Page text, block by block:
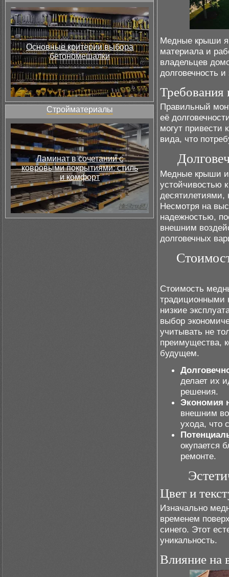
Основные критерии выбора
бетономешалки
Стройматериалы
Ламинат в сочетании с
ковровыми покрытиями: стиль
и комфорт
Медные крыши
материала и
владельцев
долговечность
Требования
Правильный
её
могут привести
вида, что
Медные крыши
устойчивостью
десятилетиями,
Несмотря на
надежностью,
внешним
долговечных
Стоимость
традиционными
низкие
выбор
учитывать не
преимущества,
будущем.
делает их
решения.
Экономия
внешним
ухода, что
окупается
ремонте.
Цвет и
Изначально
временем
синего. Этот
уникальность.
Влияние на